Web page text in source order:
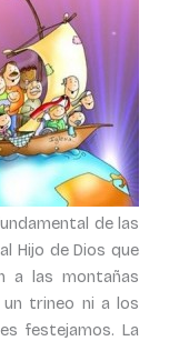
de las
Hijo de Dios que
a las montañas
trineo ni a los
festejamos. La